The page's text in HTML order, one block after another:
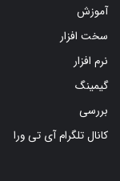
آموزش
سخت افزار
نرم افزار
گیمینگ
بررسی
کانال تلگرام آی تی ورا